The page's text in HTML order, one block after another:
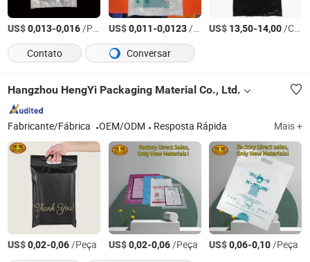
US$0,013-0,016/Peça US$0,011-0,0123/Peça US$ 13,50-14,00/Caixa
Contato
Conversar
Hangzhou HengYi Packaging Material Co., Ltd.
Fabricante/Fábrica OEM/ODM Resposta Rápida Mais +
US$0,02-0,06/Peça US$0,02-0,06/Peça US$0,06-0,10/Peça